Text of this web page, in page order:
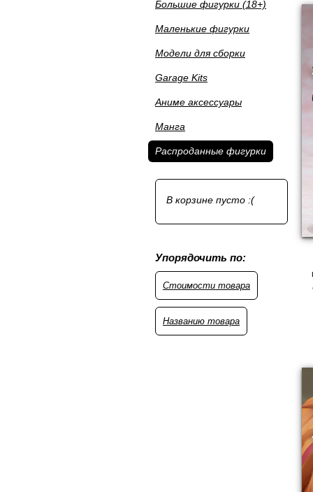
Большие фигурки (18+)
Маленькие фигурки
Модели для сборки
Garage Kits
Аниме аксессуары
Манга
Распроданные фигурки
В корзине пусто :(
Упорядочить по:
Стоимости товара
Названию товара